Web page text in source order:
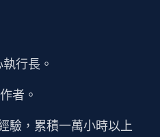
行長。
者。
驗，累積一萬小時以上